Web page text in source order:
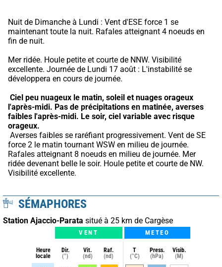
Nuit de Dimanche à Lundi : Vent d'ESE force 1 se
maintenant toute la nuit. Rafales atteignant 4 noeuds en
fin de nuit.
Mer ridée. Houle petite et courte de NNW. Visibilité
excellente. Journée de Lundi 17 août : L'instabilité se
développera en cours de journée.
Ciel peu nuageux le matin, soleil et nuages orageux
l'après-midi. Pas de précipitations en matinée, averses
faibles l'après-midi. Le soir, ciel variable avec risque
orageux.
force 2 le matin tournant WSW en milieu de journée.
Rafales atteignant 8 noeuds en milieu de journée. Mer
ridée devenant belle le soir. Houle petite et courte de NW.
Visibilité excellente.
SÉMAPHORES
Station Ajaccio-Parata situé à 25 km de Cargèse
VENT METEO
Heure
locale
Dir.
(°)
Vit.
(nd)
Raf.
(nd)
T
(°C)
Press.
(hPa)
Visib.
(M)